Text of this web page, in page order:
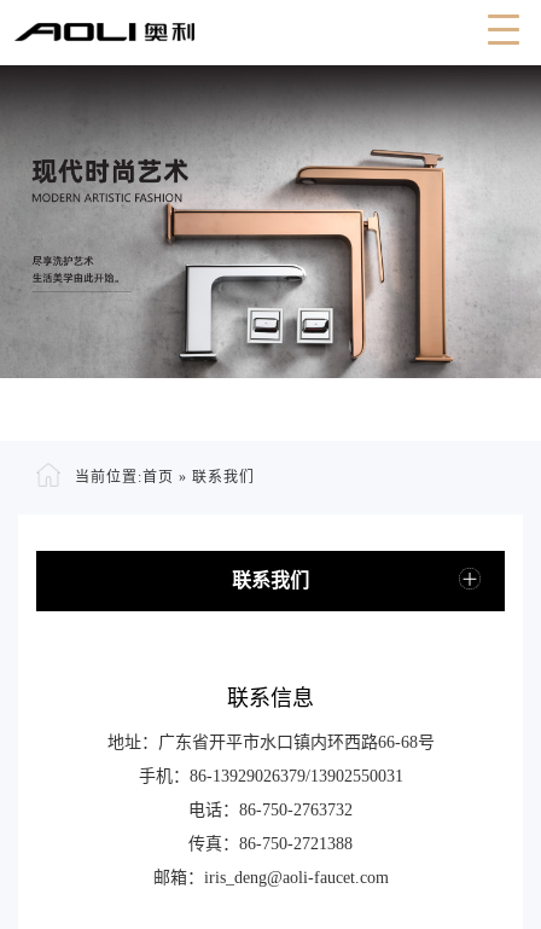
当前位置:首页 » 联系我们
联系我们
联系信息
地址：广东省开平市水口镇内环西路66-68号
手机：86-13929026379/13902550031
电话：86-750-2763732
传真：86-750-2721388
邮箱：iris_deng@aoli-faucet.com